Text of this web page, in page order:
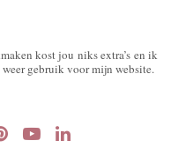
kost jou niks extra’s en ik
gebruik voor mijn website.